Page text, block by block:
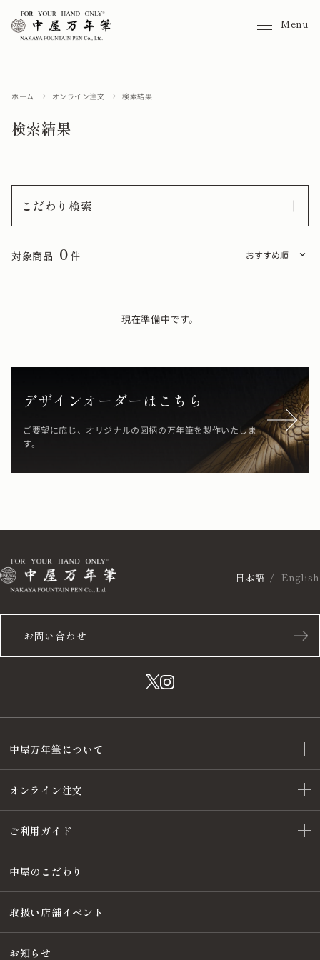
Menu
ホーム オンライン注文 検索結果
検索結果
こだわり検索
対象商品 0 件
現在準備中です。
デザインオーダーはこちら
ご要望に応じ、オリジナルの図柄の万年筆を製作いたしま
す。
お問い合わせ
日本語 English
中屋万年筆について
オンライン注文
ご利用ガイド
中屋のこだわり
取扱い店舗イベント
お知らせ